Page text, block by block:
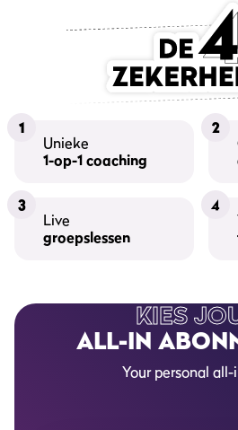
1
Unieke
1-op-1 coaching
2
3
Live
groepslessen
4
KIES
ALL-IN
Your personal